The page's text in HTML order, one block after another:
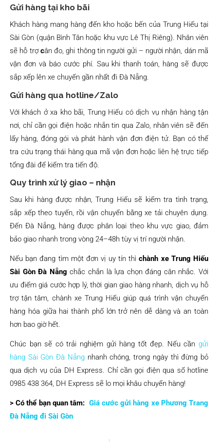
Gửi hàng tại kho bãi
Khách hàng mang hàng đến kho hoặc bến của Trung Hiếu tại
Sài Gòn (quận Bình Tân hoặc khu vực Lê Thị Riêng). Nhân viên
sẽ hỗ trợcân đo, ghi thông tin người gửi – người nhận, dán mã
vận đơn và báo cước phí. Sau khi thanh toán, hàng sẽ được
sắp xếp lên xe chuyến gần nhất đi Đà Nẵng.
Gửi hàng qua hotline/Zalo
Với khách ở xa kho bãi, Trung Hiếu có dịch vụ nhận hàng tận
nơi, chỉ cần gọi điện hoặc nhắn tin qua Zalo, nhân viên sẽ đến
lấy hàng, đóng gói và phát hành vận đơn điện tử. Bạn có thể
tra cứu trạng thái hàng qua mã vận đơn hoặc liên hệ trực tiếp
tổng đài để kiểm tra tiến độ.
Quy trình xử lý giao – nhận
Sau khi hàng được nhận, Trung Hiếu sẽ kiểm tra tình trạng,
sắp xếp theo tuyến, rồi vận chuyển bằng xe tải chuyên dụng.
Đến Đà Nẵng, hàng được phân loại theo khu vực giao, đảm
bảo giao nhanh trong vòng 24–48h tùy vị trí người nhận.
Nếu bạn đang tìm một đơn vị uy tín thìchành xe Trung Hiếu
Sài Gòn Đà Nẵngchắc chắn là lựa chọn đáng cân nhắc. Với
ưu điểm giá cước hợp lý, thời gian giao hàng nhanh, dịch vụ hỗ
trợ tận tâm, chành xe Trung Hiếu giúp quá trình vận chuyển
hàng hóa giữa hai thành phố lớn trở nên dễ dàng và an toàn
hơn bao giờ hết.
Chúc bạn sẽ có trải nghiệm gửi hàng tốt đẹp. Nếu cần gửi
hàng Sài Gòn Đà Nẵngnhanh chóng, trong ngày thì đừng bỏ
qua dịch vụ của DH Express. Chỉ cần gọi điện qua số hotline
0985 438 364, DH Express sẽ lo mọi khâu chuyển hàng!
> Có thể bạn quan tâm: Giá cước gửi hàng xe Phương Trang
Đà Nẵng đi Sài Gòn